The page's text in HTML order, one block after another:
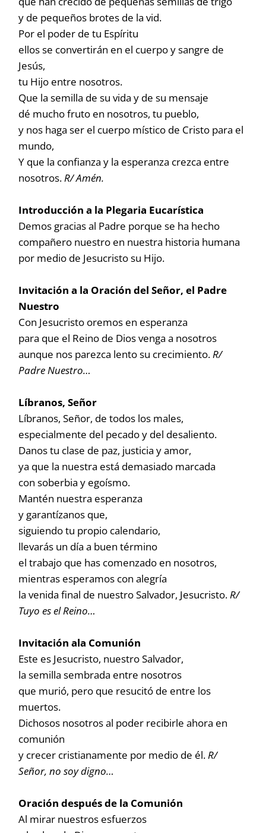
y de pequeños brotes de la vid.
Por el poder de tu Espíritu
ellos se convertirán en el cuerpo y sangre de
Jesús,
tu Hijo entre nosotros.
Que la semilla de su vida y de su mensaje
dé mucho fruto en nosotros, tu pueblo,
y nos haga ser el cuerpo místico de Cristo para el
mundo,
Y que la confianza y la esperanza crezca entre
nosotros.R/ Amén.
Introducción a la Plegaria Eucarística
Demos gracias al Padre porque se ha hecho
compañero nuestro en nuestra historia humana
por medio de Jesucristo su Hijo.
Invitación a la Oración del Señor, el Padre
Nuestro
Con Jesucristo oremos en esperanza
para que el Reino de Dios venga a nosotros
aunque nos parezca lento su crecimiento.R/
Padre Nuestro…
Líbranos, Señor
Líbranos, Señor, de todos los males,
especialmente del pecado y del desaliento.
Danos tu clase de paz, justicia y amor,
ya que la nuestra está demasiado marcada
con soberbia y egoísmo.
Mantén nuestra esperanza
y garantízanos que,
siguiendo tu propio calendario,
llevarás un día a buen término
el trabajo que has comenzado en nosotros,
mientras esperamos con alegría
la venida final de nuestro Salvador, Jesucristo.R/
Tuyo es el Reino…
Invitación ala Comunión
Este es Jesucristo, nuestro Salvador,
la semilla sembrada entre nosotros
que murió, pero que resucitó de entre los
muertos.
Dichosos nosotros al poder recibirle ahora en
comunión
y crecer cristianamente por medio de él.R/
Señor, no soy digno…
Oración después de la Comunión
Al mirar nuestros esfuerzos